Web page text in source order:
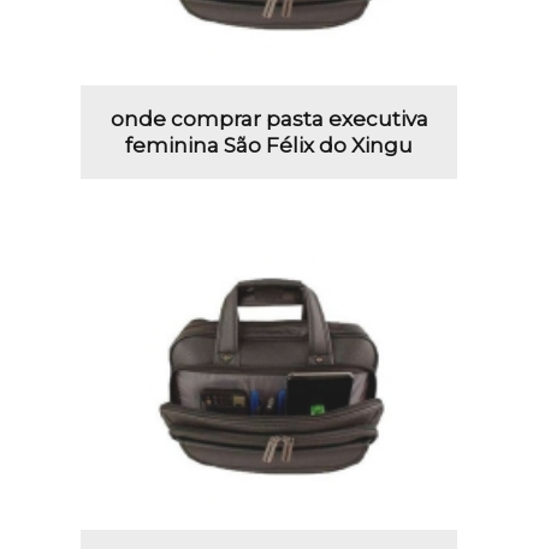
onde comprar pasta executiva
feminina São Félix do Xingu